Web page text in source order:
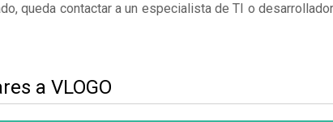
queda contactar a un especialista de TI o
a VLOGO